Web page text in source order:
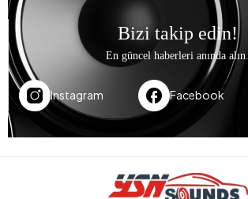
Bizi takip edin!
En güncel haberleri anında alın.
Instagram Facebook